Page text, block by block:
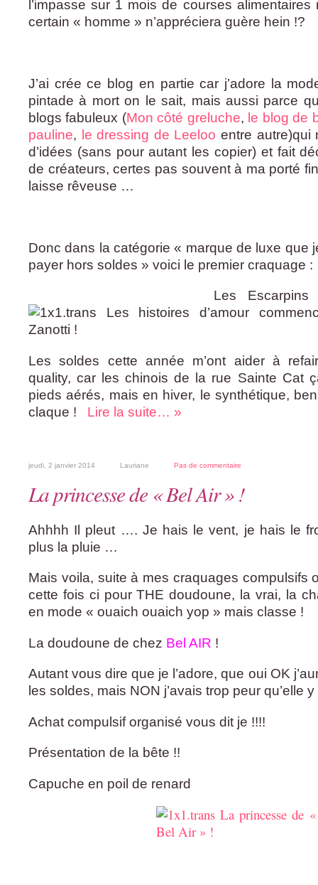
l’impasse sur 1 mois de courses alimentaires
certain « homme » n’appréciera guère hein !?
J’ai crée ce blog en partie car j’adore la
pintade à mort on le sait, mais aussi parce
blogs fabuleux (Mon côté greluche, le blog de
pauline, le dressing de Leeloo entre autre)qui
d’idées (sans pour autant les copier) et fait
de créateurs, certes pas souvent à ma porté
laisse rêveuse …
Donc dans la catégorie « marque de luxe que
payer hors soldes » voici le premier craquage :
Les Escarpins
Les soldes cette année m’ont aider à
quality, car les chinois de la rue Sainte Cat
pieds aérés, mais en hiver, le synthétique,
claque !
Lire la suite… »
jeudi, 2 janvier 2014 Lauriane Pas de commentaire
La princesse de « Bel Air » !
Ahhhh Il pleut …. Je hais le vent, je hais le
plus la pluie …
Mais voila, suite à mes craquages compulsifs
cette fois ci pour THE doudoune, la vrai, la
en mode « ouaich ouaich yop » mais classe !
La doudoune de chez Bel AIR !
Autant vous dire que je l’adore, que oui OK
les soldes, mais NON j’avais trop peur qu’elle
Achat compulsif organisé vous dit je !!!!
Présentation de la bête !!
Capuche en poil de renard